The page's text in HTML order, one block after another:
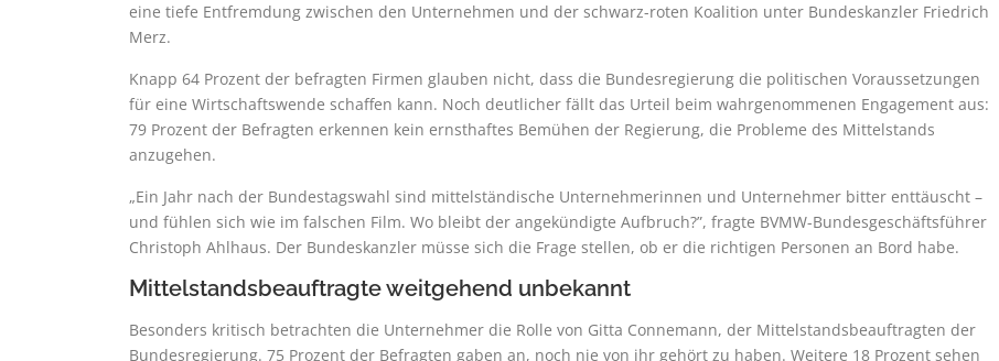
eine tiefe Entfremdung zwischen den Unternehmen und der schwarz-roten Koalition unter Bundeskanzler Friedrich
Merz.
Knapp 64 Prozent der befragten Firmen glauben nicht, dass die Bundesregierung die politischen Voraussetzungen
für eine Wirtschaftswende schaffen kann. Noch deutlicher fällt das Urteil beim wahrgenommenen Engagement aus:
79 Prozent der Befragten erkennen kein ernsthaftes Bemühen der Regierung, die Probleme des Mittelstands
anzugehen.
„Ein Jahr nach der Bundestagswahl sind mittelständische Unternehmerinnen und Unternehmer bitter enttäuscht –
und fühlen sich wie im falschen Film. Wo bleibt der angekündigte Aufbruch?”, fragte BVMW-Bundesgeschäftsführer
Christoph Ahlhaus. Der Bundeskanzler müsse sich die Frage stellen, ob er die richtigen Personen an Bord habe.
Mittelstandsbeauftragte weitgehend unbekannt
Besonders kritisch betrachten die Unternehmer die Rolle von Gitta Connemann, der Mittelstandsbeauftragten der
Bundesregierung. 75 Prozent der Befragten gaben an, noch nie von ihr gehört zu haben. Weitere 18 Prozent sehen